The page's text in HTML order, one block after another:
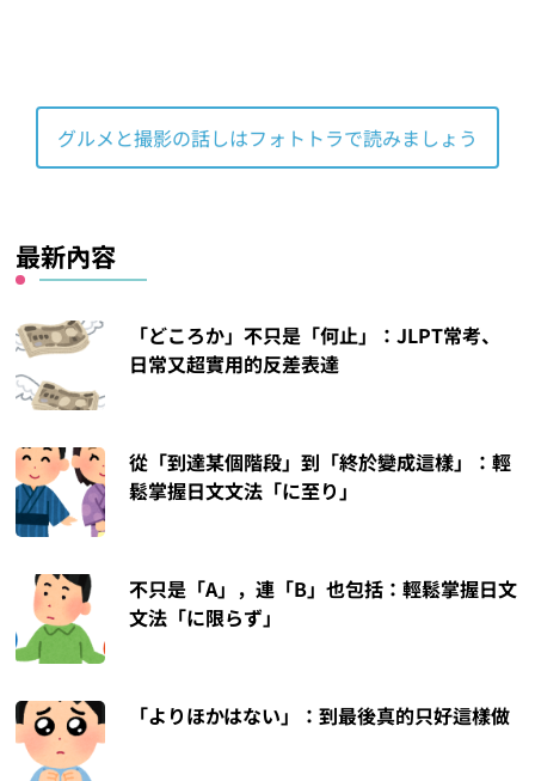
グルメと撮影の話しはフォトトラで読みましょう
最新內容
「どころか」不只是「何止」：JLPT常考、
日常又超實用的反差表達
從「到達某個階段」到「終於變成這樣」：輕
鬆掌握日文文法「に至り」
不只是「A」，連「B」也包括：輕鬆掌握日文
文法「に限らず」
「よりほかはない」：到最後真的只好這樣做